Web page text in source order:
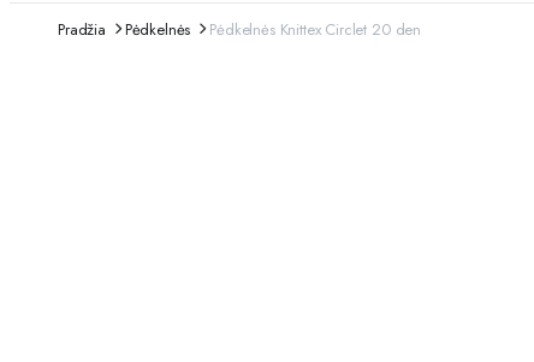
Pradžia Pėdkelnės Pėdkelnės Knittex Circlet 20 den